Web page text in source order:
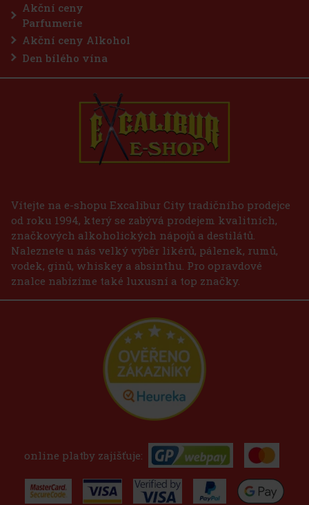
Akční ceny
Parfumerie
Akční ceny Alkohol
Den bílého vína
Vítejte na e-shopu Excalibur City tradičního prodejce
od roku 1994, který se zabývá prodejem kvalitních,
značkových alkoholických nápojů a destilátů.
Naleznete u nás velký výběr likérů, pálenek, rumů,
vodek, ginů, whiskey a absinthu. Pro opravdové
znalce nabízíme také luxusní a top značky.
online platby zajišťuje: